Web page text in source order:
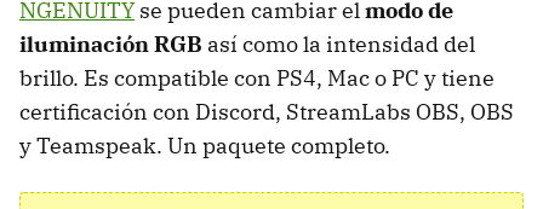
NGENUITY se pueden cambiar elmodo de
iluminación RGB así como la intensidad del
brillo. Es compatible con PS4, Mac o PC y tiene
certificación con Discord, StreamLabs OBS, OBS
y Teamspeak. Un paquete completo.